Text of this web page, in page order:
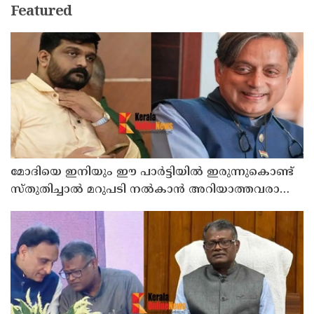
Featured
മോദിയെ ഇനിയും ഈ പാര്‍ട്ടിയില്‍ ഇരുന്നുകൊണ്ട്
സ്തുതിച്ചാല്‍ മറുപടി നല്‍കാന്‍ അറിയാത്തവരാണ്
തരൂരിനെതിരെ യൂത്ത് കോണ്‍ഗ്രസ് നേതാവ്